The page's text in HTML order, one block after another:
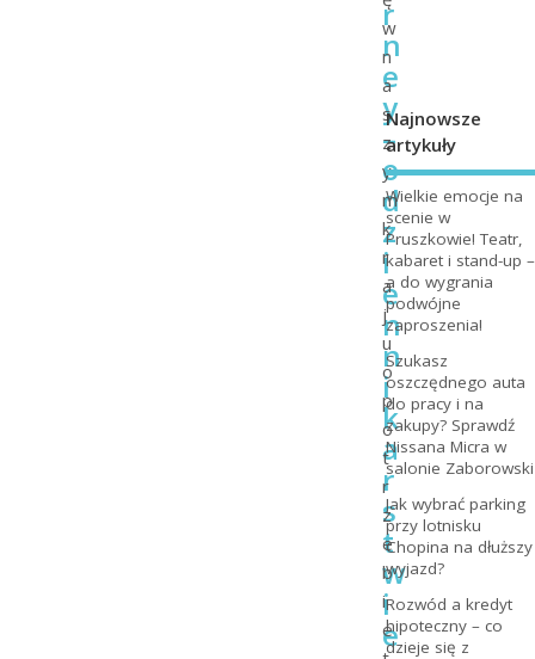
r
n
e
y
–
o
d
z
i
e
n
n
i
k
a
r
s
t
w
i
e
w
n
a
s
z
y
m
k
r
a
j
u
o
p
o
t
r
z
e
b
i
e
Najnowsze
artykuły
Wielkie emocje na
scenie w
Pruszkowie! Teatr,
kabaret i stand-up –
a do wygrania
podwójne
zaproszenia!
Szukasz
oszczędnego auta
do pracy i na
zakupy? Sprawdź
Nissana Micra w
salonie Zaborowski
Jak wybrać parking
przy lotnisku
Chopina na dłuższy
wyjazd?
Rozwód a kredyt
hipoteczny – co
dzieje się z